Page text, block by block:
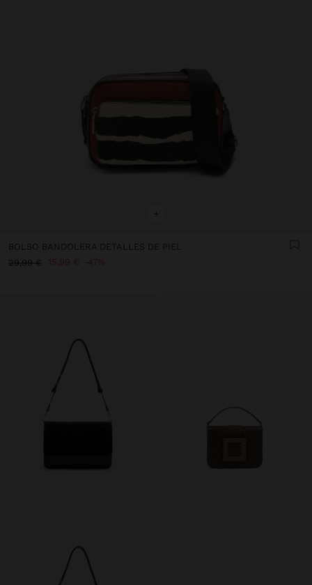
+
BOLSO BANDOLERA DETALLES DE PIEL
29,99 €
15,99 € 47%